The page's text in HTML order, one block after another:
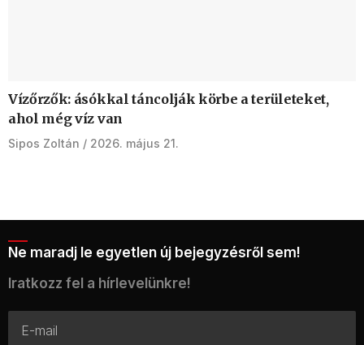
Vízőrzők: ásókkal táncolják körbe a területeket,
ahol még víz van
Sipos Zoltán 2026. május 21.
Ne maradj le egyetlen új bejegyzésről sem!
Iratkozz fel a hírlevelünkre!